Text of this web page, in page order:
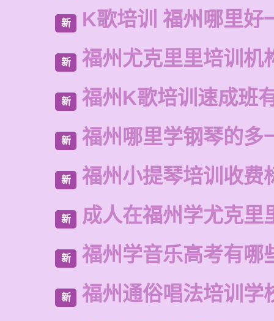
新 K歌培训 福州哪里好
新 福州尤克里里培训机
新 福州K歌培训速成班
新 福州哪里学钢琴的多
新 福州小提琴培训收费
新 成人在福州学尤克里
新 福州学音乐高考有哪
新 福州通俗唱法培训学